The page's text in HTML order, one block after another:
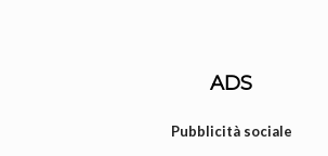
ADS
Pubblicità sociale